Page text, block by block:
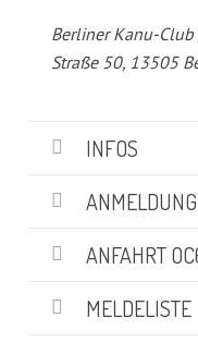
Berliner Kanu-Club
Straße 50, 13505
INFOS
ANMELDUNG
ANFAHRT
MELDELISTE